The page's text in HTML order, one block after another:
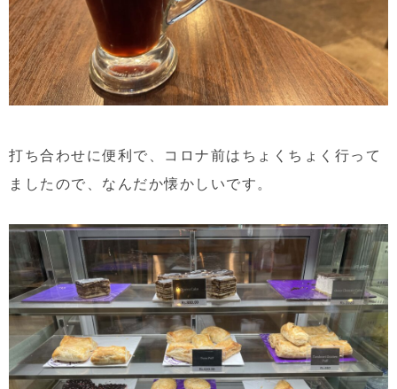
打ち合わせに便利で、コロナ前はちょくちょく行って
ましたので、なんだか懐かしいです。